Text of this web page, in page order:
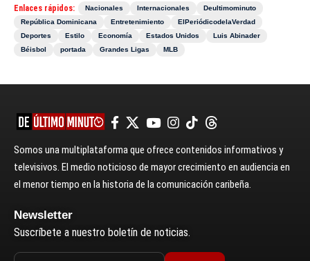
Enlaces rápidos: Nacionales Internacionales
Deultimominuto
República Dominicana
Entretenimiento
ElPeriódicodelaVerdad
Deportes
Estilo Economía Estados Unidos
Luis Abinader
Béisbol
portada Grandes Ligas MLB
Somos una multiplataforma que ofrece contenidos informativos y
televisivos. El medio noticioso de mayor crecimiento en audiencia en
el menor tiempo en la historia de la comunicación caribeña.
Newsletter
Suscríbete a nuestro boletín de noticias.